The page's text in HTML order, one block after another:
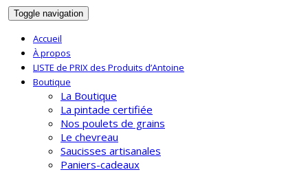
Toggle navigation
Accueil
À propos
LISTE de PRIX des Produits d’Antoine
Boutique
La Boutique
La pintade certifiée
Nos poulets de grains
Le chevreau
Saucisses artisanales
Paniers-cadeaux